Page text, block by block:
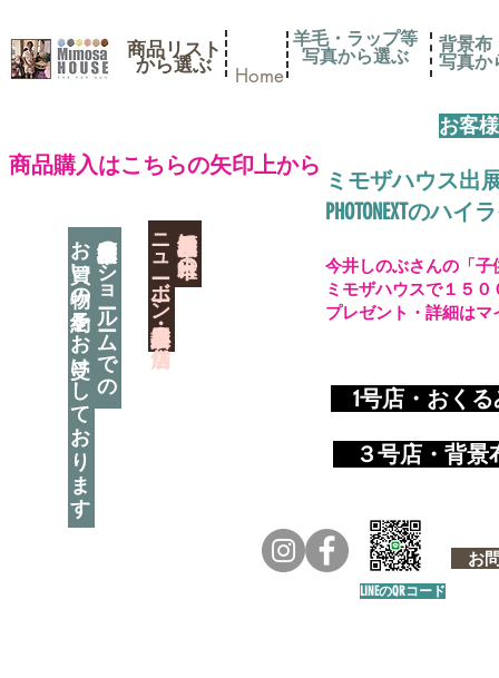
商品リスト
​から選ぶ Home
​商品購入はこちらの矢印上から
神奈川県相模原市に日本唯一の
​ニューボーン撮影用小道具店・３店舗
羊毛・ラップ等
写真から選ぶ
背景布
写真か
お客
ミモザハウス出
PHOTONEXTのハ
神奈川県相模原市のショールームでの
お買い物の予約をお受けしております 1号店・おく
​ ３号店・背
お
今井しのぶさんの「
ミモザハウスで１５
プレゼント・詳細は
LINEのQRコード